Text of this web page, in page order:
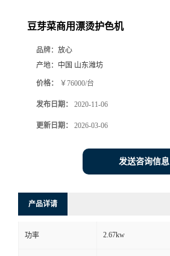
豆芽菜商用漂烫护色机
品牌： 放心
产地： 中国 山东潍坊
价格： ￥76000/台
发布日期： 2020-11-06
更新日期： 2026-03-06
发送咨询信息
产品详请
功率 2.67kw